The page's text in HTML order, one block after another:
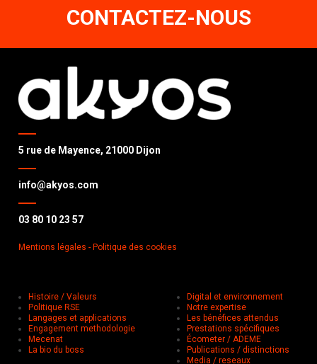
CONTACTEZ-NOUS
5 rue de Mayence, 21000 Dijon
info@akyos.com
03 80 10 23 57
Mentions légales - Politique des cookies
Histoire / Valeurs
Politique RSE
Langages et applications
Engagement methodologie
Mecenat
La bio du boss
Digital et environnement
Notre expertise
Les bénéfices attendus
Prestations spécifiques
Écometer / ADEME
Publications / distinctions
Media / reseaux